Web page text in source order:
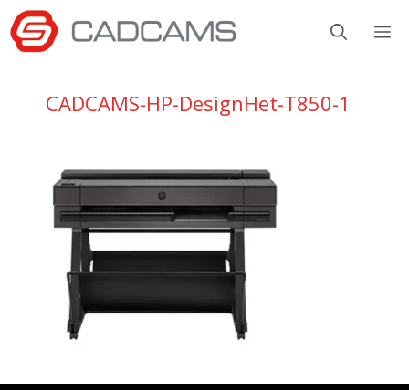
Aller
au
contenu
CADCAMS-HP-DesignHet-T850-1